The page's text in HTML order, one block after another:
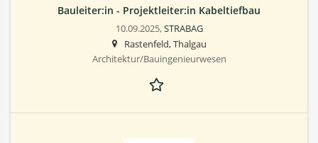
Bauleiter:in - Projektleiter:in Kabeltiefbau
10.09.2025,STRABAG
Rastenfeld, Thalgau
Architektur/Bauingenieurwesen